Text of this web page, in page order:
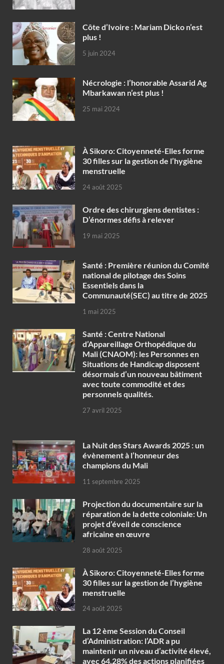
Côte d’Ivoire : Mariam Dicko n’est
plus !
5 juin 2024
Nécrologie : l’honorable Assarid Ag
Mbarkawan n’est plus !
25 mai 2024
À Sikoro: Citoyenneté-Elles forme
30 filles sur la gestion de l’hygiène
menstruelle
24 août 2025
Ordre des chirurgiens dentistes :
D’énormes défis à relever
19 mai 2025
Santé : Première réunion du Comité
national de pilotage des Soins
Essentiels dans la
Communauté(SEC) au titre de 2025
1 mai 2025
Santé : Centre National
d’Appareillage Orthopédique du
Mali (CNAOM): les Personnes en
Situations de Handicap disposent
désormais d’un nouveau bâtiment
avec toute commodité et des
personnels qualités.
27 avril 2025
‎La Nuit des Stars Awards 2025 : un
évènement à l’honneur des
champions du Mali
11 septembre 2025
Projection du documentaire sur la
réparation de la dette coloniale: Un
projet d’éveil de conscience
africaine en œuvre‎
28 août 2025
À Sikoro: Citoyenneté-Elles forme
30 filles sur la gestion de l’hygiène
menstruelle
24 août 2025
La 12 ème Session du Conseil
d’Administration: l’ADR a pu
maintenir un niveau d’activité élevé,
avec 64,28% des actions planifiées